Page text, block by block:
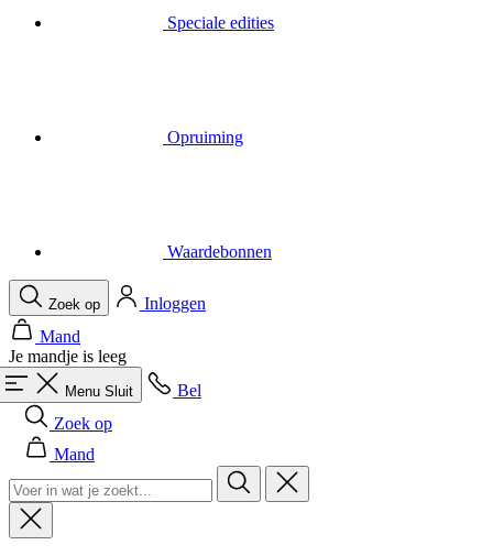
Speciale edities
Opruiming
Waardebonnen
Zoek op
Inloggen
Mand
Je mandje is leeg
Menu Sluit
Bel
Zoek op
Mand